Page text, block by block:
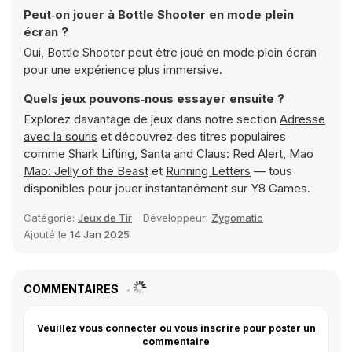
Peut‑on jouer à Bottle Shooter en mode plein
écran ?
Oui, Bottle Shooter peut être joué en mode plein écran
pour une expérience plus immersive.
Quels jeux pouvons‑nous essayer ensuite ?
Explorez davantage de jeux dans notre section Adresse
avec la souris et découvrez des titres populaires
comme Shark Lifting, Santa and Claus: Red Alert, Mao
Mao: Jelly of the Beast et Running Letters — tous
disponibles pour jouer instantanément sur Y8 Games.
Catégorie: Jeux de Tir Développeur: Zygomatic
Ajouté le 14 Jan 2025
COMMENTAIRES
Veuillez vous connecter ou vous inscrire pour poster un
commentaire